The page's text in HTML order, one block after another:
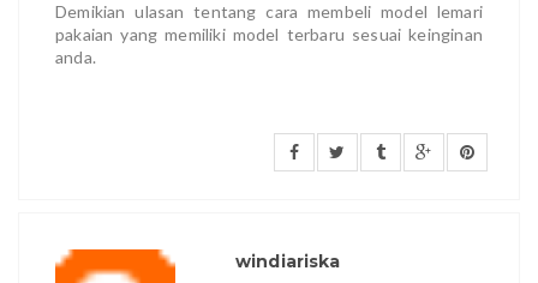
Demikian ulasan tentang cara membeli model lemari
pakaian yang memiliki model terbaru sesuai keinginan
anda.
windiariska